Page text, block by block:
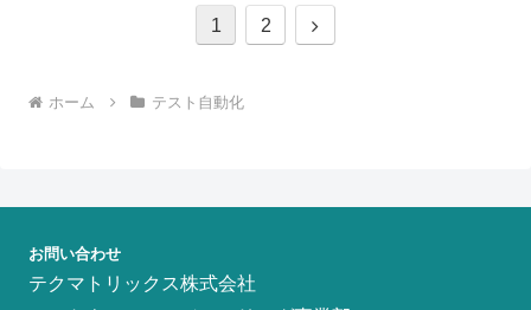
1 2
次
ホーム テスト自動化
お問い合わせ
テクマトリックス株式会社